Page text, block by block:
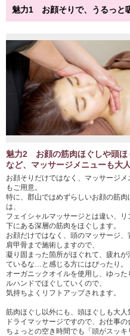
魅力1 お顔そりで、うるっと
魅力2 お顔の筋肉ほぐしや頭ほ
など、マッサージメニューも大
お顔そりだけではなく、マッサージメ
もご用意。
特に、郡山ではめずらしいお顔の筋肉
は、
フェイシャルマッサージとは違い、リ
下にある深層の筋肉をほぐします。
お顔だけではなく、頭のマッサージ、
肩甲骨まで施術しますので、
凝り固まった箇所がほぐれて、疲れが
ているな…と感じる方にはぴったり。
オーガニックオイルを使用し、ゆった
ルハンドでほぐしていくので、
気持ちよくリフトアップされます。
筋肉ほぐし以外にも、頭ほぐしも大人
ドライマッサージですので、お仕事の
ちょっとの空き時間でも「頭がスッキ